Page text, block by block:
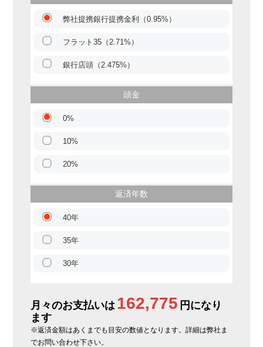
弊社提携銀行提携金利（0.95%）
フラット35（2.71%）
銀行店頭（2.475%）
頭金
0%
10%
20%
返済年数
40年
35年
30年
月々のお支払いは 162,775 円になり
ます
※返済金額はあくまでも目安の数値となります。詳細は弊社ま
でお問い合わせ下さい。